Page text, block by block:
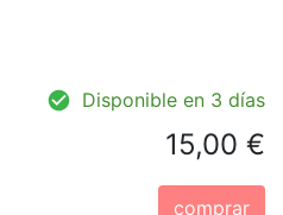
Disponible en 3 días
15,00 €
comprar